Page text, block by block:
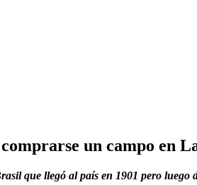
un campo en
que llegó al país en 1901 pero luego